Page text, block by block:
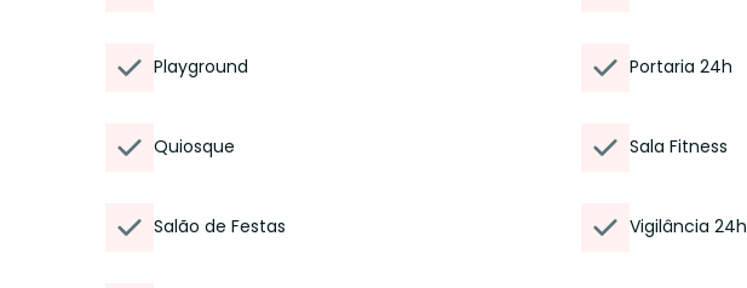
Playground Portaria 24h
Quiosque Sala Fitness
Salão de Festas Vigilância 24h